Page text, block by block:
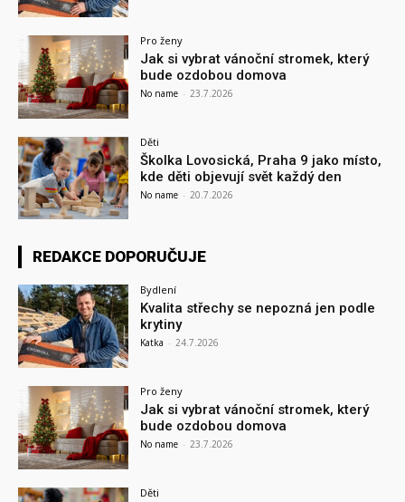
Pro ženy
Jak si vybrat vánoční stromek, který
bude ozdobou domova
No name - 23.7.2026
Děti
Školka Lovosická, Praha 9 jako místo,
kde děti objevují svět každý den
No name - 20.7.2026
REDAKCE DOPORUČUJE
Bydlení
Kvalita střechy se nepozná jen podle
krytiny
Katka - 24.7.2026
Pro ženy
Jak si vybrat vánoční stromek, který
bude ozdobou domova
No name - 23.7.2026
Děti